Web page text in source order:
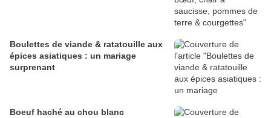
Boulettes de viande & ratatouille aux
épices asiatiques : un mariage
surprenant
Boeuf haché au chou blanc